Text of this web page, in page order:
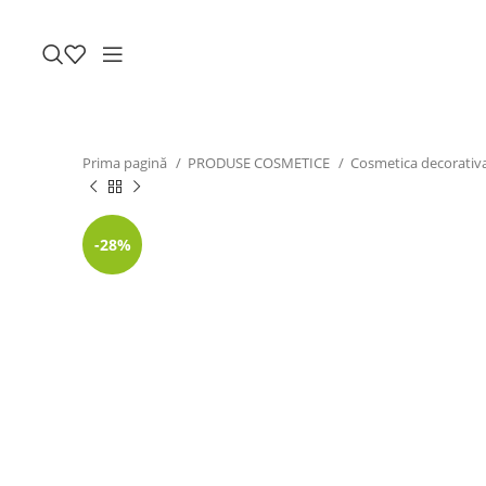
Prima pagină PRODUSE COSMETICE Cosmetica
-28%